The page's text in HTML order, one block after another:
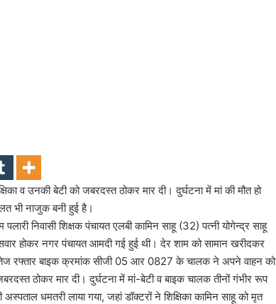
व उनकी बेटी को जबरदस्त ठोकर मार दी। दुर्घटना में मां की मौत हो
भी नाजुक बनी हुई है।
निवासी शिक्षक पंचायत एलबी कामिन साहू (32) पत्नी योगेन्द्र साहू
होकर नगर पंचायत आमदी गई हुई थी। देर शाम को सामान खरीदकर
रफ्तार बाइक क्रमांक सीजी 05 आर 0827 के चालक ने अपने वाहन को
ठोकर मार दी। दुर्घटना में मां-बेटी व बाइक चालक तीनों गंभीर रूप
धमतरी लाया गया, जहां डॉक्टरों ने शिक्षिका कामिन साहू को मृत